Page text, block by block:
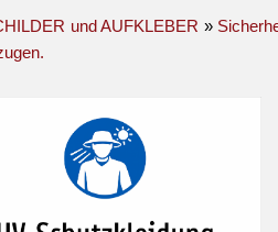
und AUFKLEBER »